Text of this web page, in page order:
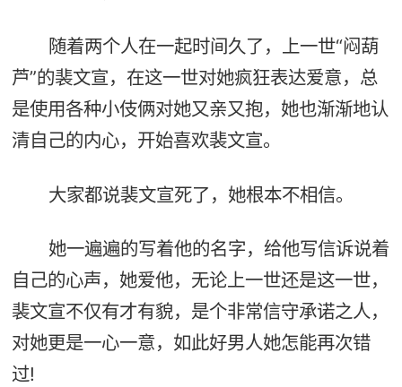
随着两个人在一起时间久了，上一世“闷葫
芦”的裴文宣，在这一世对她疯狂表达爱意，总
是使用各种小伎俩对她又亲又抱，她也渐渐地认
清自己的内心，开始喜欢裴文宣。
大家都说裴文宣死了，她根本不相信。
她一遍遍的写着他的名字，给他写信诉说着
自己的心声，她爱他，无论上一世还是这一世，
裴文宣不仅有才有貌，是个非常信守承诺之人，
对她更是一心一意，如此好男人她怎能再次错
过!